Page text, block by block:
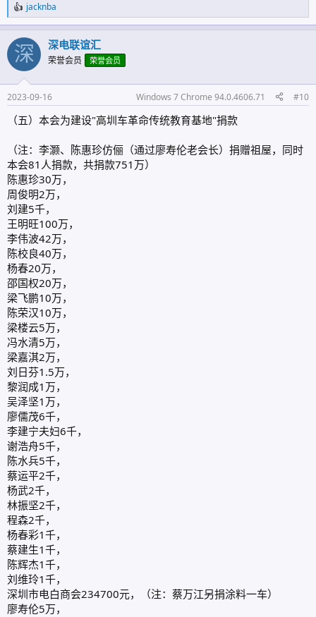
反
馈
:
jacknba
深 深电联谊汇
荣誉会员 荣誉会员
2023-09-16 Windows 7 Chrome 94.0.4606.71 #10
（五）本会为建设"高圳车革命传统教育基地"捐款
（注：李灏、陈惠珍仿俪（通过廖寿伦老会长）捐赠祖屋，同时
本会81人捐款，共捐款751万）
陈惠珍30万，
周俊明2万，
刘建5千，
王明旺100万，
李伟波42万，
陈校良40万，
杨春20万，
邵国权20万，
梁飞鹏10万，
陈荣汉10万，
梁楼云5万，
冯水清5万，
梁嘉淇2万，
刘日芬1.5万，
黎润成1万，
吴泽坚1万，
廖儒茂6千，
李建宁夫妇6千，
谢浩舟5千，
陈水兵5千，
蔡运平2千，
杨武2千，
林振坚2千，
程森2千，
杨春彩1千，
蔡建生1千，
陈辉杰1千，
刘维玲1千，
深圳市电白商会234700元，（注：蔡万江另捐涂料一车）
廖寿伦5万，